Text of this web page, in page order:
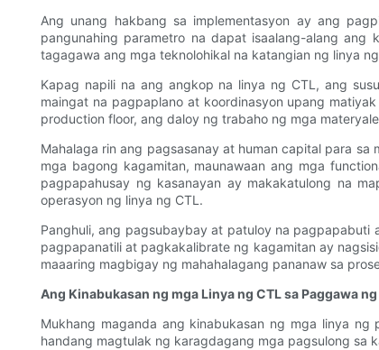
Ang unang hakbang sa implementasyon ay ang
pangunahing parametro na dapat isaalang-alang
tagagawa ang mga teknolohikal na katangian ng linya
Kapag napili na ang angkop na linya ng CTL, ang
maingat na pagpaplano at koordinasyon upang
production floor, ang daloy ng trabaho ng mga
Mahalaga rin ang pagsasanay at human capital para
mga bagong kagamitan, maunawaan ang mga
pagpapahusay ng kasanayan ay makakatulong na
operasyon ng linya ng CTL.
Panghuli, ang pagsubaybay at patuloy na pagpapabuti
pagpapanatili at pagkakalibrate ng kagamitan ay
maaaring magbigay ng mahahalagang pananaw sa
Ang Kinabukasan ng mga Linya ng CTL sa Paggawa
Mukhang maganda ang kinabukasan ng mga linya
handang magtulak ng karagdagang mga pagsulong sa